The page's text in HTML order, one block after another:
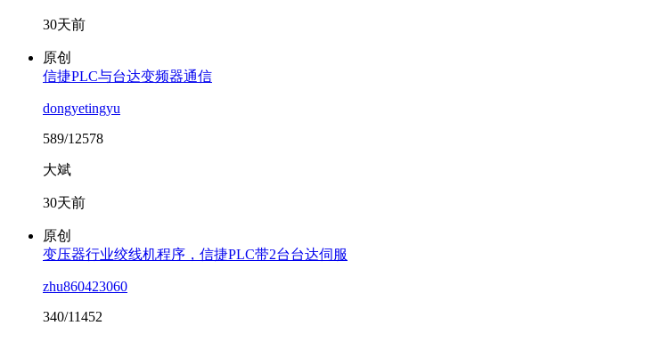
30天前
原创
信捷PLC与台达变频器通信
dongyetingyu
589/12578
大斌
30天前
原创
变压器行业绞线机程序，信捷PLC带2台台达伺服
zhu860423060
340/11452